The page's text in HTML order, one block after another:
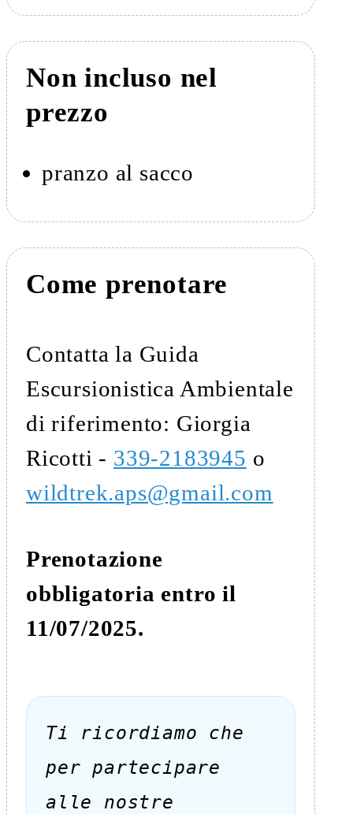
Non incluso nel
prezzo
pranzo al sacco
Come prenotare
Contatta la Guida
Escursionistica Ambientale
di riferimento: Giorgia
Ricotti - 339-2183945 o
wildtrek.aps@gmail.com
Prenotazione
obbligatoria entro il
11/07/2025.
Ti ricordiamo che
per partecipare
alle nostre